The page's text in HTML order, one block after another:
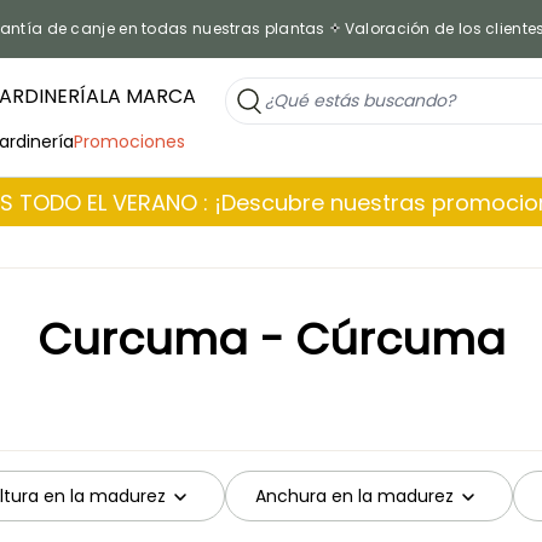
de canje en todas nuestras plantas Valoración de los
LA MARCA
Promociones
TODO EL VERANO : ¡Descubre nuestras
Curcuma - Cúrcuma
en la madurez Anchura en la madurez